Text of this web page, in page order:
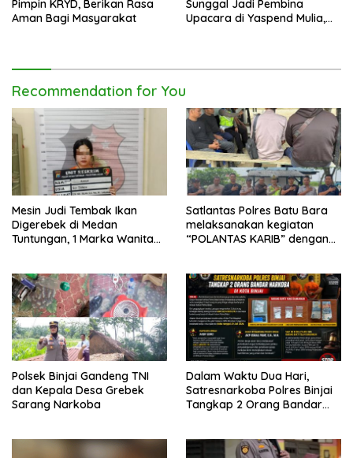
Pimpin KRYD, Berikan Rasa
Aman Bagi Masyarakat
Sunggal Jadi Pembina
Upacara di Yaspend Mulia,
Recommendation for You
Mesin Judi Tembak Ikan
Digerebek di Medan
Tuntungan, 1 Marka Wanita
Satlantas Polres Batu Bara
melaksanakan kegiatan
“POLANTAS KARIB” dengan
Polsek Binjai Gandeng TNI
dan Kepala Desa Grebek
Sarang Narkoba
Dalam Waktu Dua Hari,
Satresnarkoba Polres Binjai
Tangkap 2 Orang Bandar